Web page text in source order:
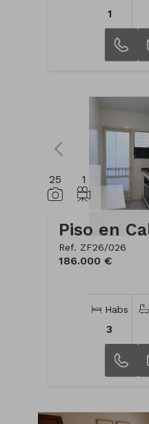
1
25 1
Piso en
Ref. ZF26/026
186.000 €
Habs
3